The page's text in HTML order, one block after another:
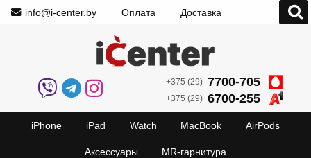
info@i-center.by Оплата Доставка
+375 (29) 7700-705
+375 (29) 6700-255
iPhone iPad Watch MacBook AirPods
Аксессуары MR-гарнитура